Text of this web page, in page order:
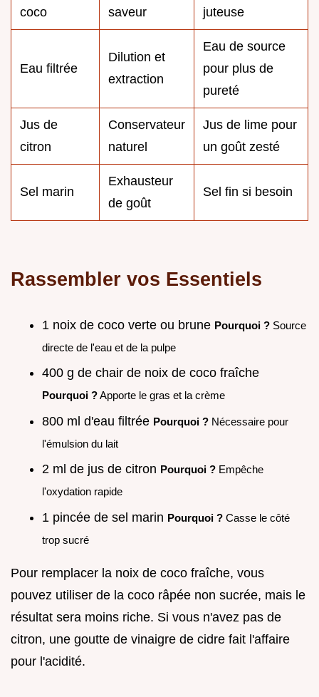
coco saveur juteuse
Eau filtrée
Dilution et
extraction
Eau de source
pour plus de
pureté
Jus de
citron
Conservateur
naturel
Jus de lime pour
un goût zesté
Sel marin
Exhausteur
de goût
Sel fin si besoin
Rassembler vos Essentiels
1 noix de coco verte ou brune Pourquoi ? Source
directe de l'eau et de la pulpe
400 g de chair de noix de coco fraîche
Pourquoi ?Apporte le gras et la crème
800 ml d'eau filtrée Pourquoi ? Nécessaire pour
l'émulsion du lait
2 ml de jus de citron Pourquoi ? Empêche
l'oxydation rapide
1 pincée de sel marin Pourquoi ? Casse le côté
trop sucré
Pour remplacer la noix de coco fraîche, vous
pouvez utiliser de la coco râpée non sucrée, mais le
résultat sera moins riche. Si vous n'avez pas de
citron, une goutte de vinaigre de cidre fait l'affaire
pour l'acidité.